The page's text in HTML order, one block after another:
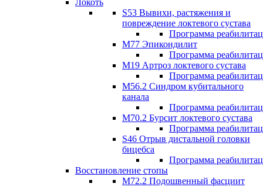
Локоть
S53 Вывихи, растяжения и
повреждение локтевого сустава
Программа
М77 Эпикондилит
Программа
M19 Артроз локтевого сустава
Программа
М56.2 Синдром кубитального
канала
Программа
M70.2 Бурсит локтевого сустава
Программа
S46 Отрыв дистальной головки
бицебса
Программа
Восстановление стопы
М72.2 Подошвенный фасциит